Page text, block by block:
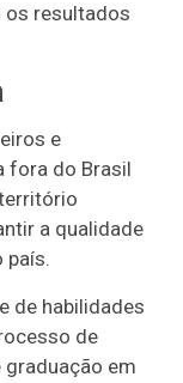
os resultados
e
fora do Brasil
a qualidade
país.
de habilidades
de
graduação em